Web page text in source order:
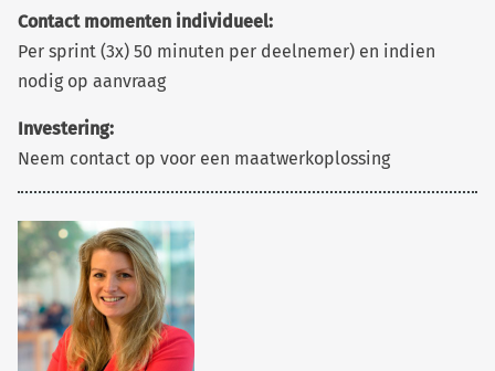
Contact momenten individueel:
Per sprint (3x) 50 minuten per deelnemer) en indien
nodig op aanvraag
Investering:
Neem contact op voor een maatwerkoplossing